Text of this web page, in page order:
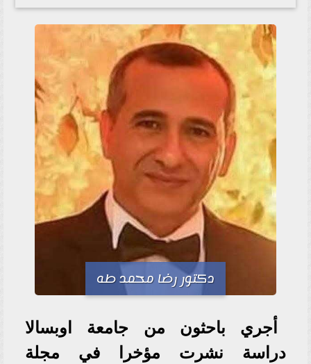
دكتور رضا محمد طه
أجري باحثون من جامعة اوبسالا
دراسة نشرت مؤخرا في مجلة